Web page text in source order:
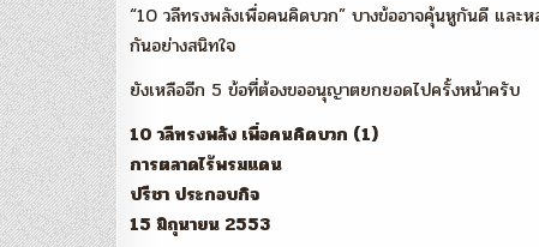
“10 วลีทรงพลังเพื่อคนคิดบวก” บางข้ออาจคุ้นหูกันดี และห
กันอย่างสนิทใจ
ยังเหลืออีก 5 ข้อที่ต้องขออนุญาตยกยอดไปครั้งหน้าครับ
10 วลีทรงพลัง เพื่อคนคิดบวก (1)
การตลาดไร้พรมแดน
ปรีชา ประกอบกิจ
15 มิถุนายน 2553